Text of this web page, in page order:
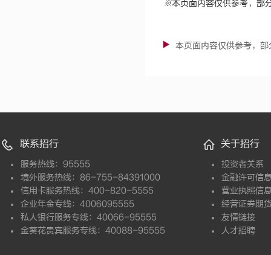
※本页面内容仅供参考，部
本页面内容仅供参考，
联系招行
服务热线：95555
境外服务热线：86-755-84391000
信用卡服务热线：400-820-5555
企业年金专线：4006095555
私人银行服务专线：40066-95555
金葵花贵宾服务专线：40088-95555
关于招行
投资者关系
金融许可信
营业执照信
经营证券期
友情链接
人才招聘